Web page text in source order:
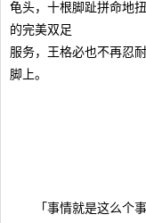
龟头，十根脚趾拼命地
的完美双足
服务，王格必也不再忍
脚上。
第二
「事情就是这么个事